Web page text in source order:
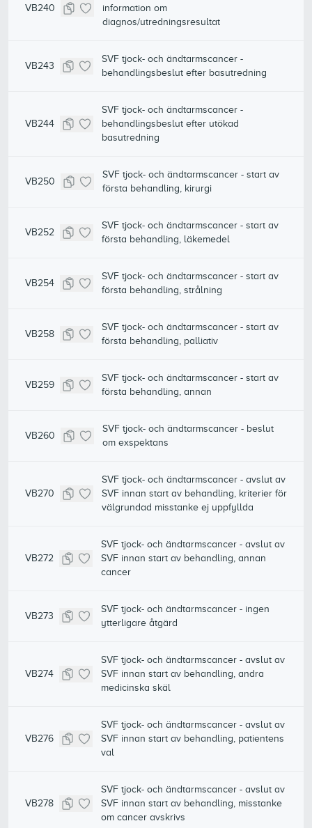
VB240
information om
diagnos/utredningsresultat
VB243
SVF tjock- och ändtarmscancer -
behandlingsbeslut efter basutredning
VB244
SVF tjock- och ändtarmscancer -
behandlingsbeslut efter utökad
basutredning
VB250
SVF tjock- och ändtarmscancer - start av
första behandling, kirurgi
VB252
SVF tjock- och ändtarmscancer - start av
första behandling, läkemedel
VB254
SVF tjock- och ändtarmscancer - start av
första behandling, strålning
VB258
SVF tjock- och ändtarmscancer - start av
första behandling, palliativ
VB259
SVF tjock- och ändtarmscancer - start av
första behandling, annan
VB260
SVF tjock- och ändtarmscancer - beslut
om exspektans
VB270
SVF tjock- och ändtarmscancer - avslut av
SVF innan start av behandling, kriterier för
välgrundad misstanke ej uppfyllda
VB272
SVF tjock- och ändtarmscancer - avslut av
SVF innan start av behandling, annan
cancer
VB273
SVF tjock- och ändtarmscancer - ingen
ytterligare åtgärd
VB274
SVF tjock- och ändtarmscancer - avslut av
SVF innan start av behandling, andra
medicinska skäl
VB276
SVF tjock- och ändtarmscancer - avslut av
SVF innan start av behandling, patientens
val
VB278
SVF tjock- och ändtarmscancer - avslut av
SVF innan start av behandling, misstanke
om cancer avskrivs